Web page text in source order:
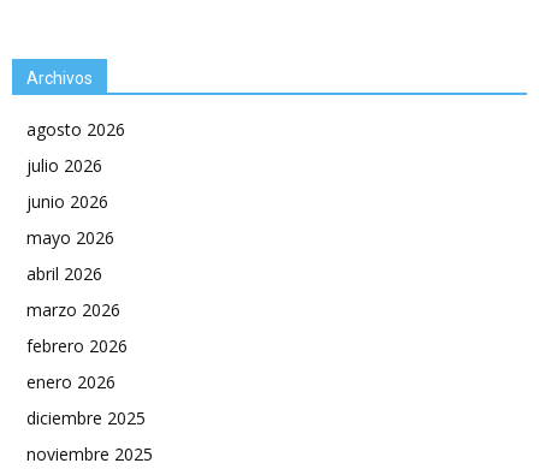
Archivos
agosto 2026
julio 2026
junio 2026
mayo 2026
abril 2026
marzo 2026
febrero 2026
enero 2026
diciembre 2025
noviembre 2025